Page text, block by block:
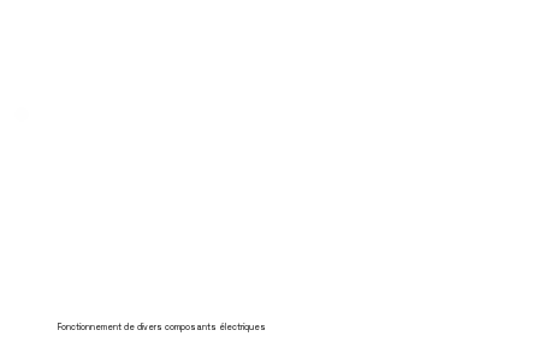
Fonctionnement de divers composants électriques